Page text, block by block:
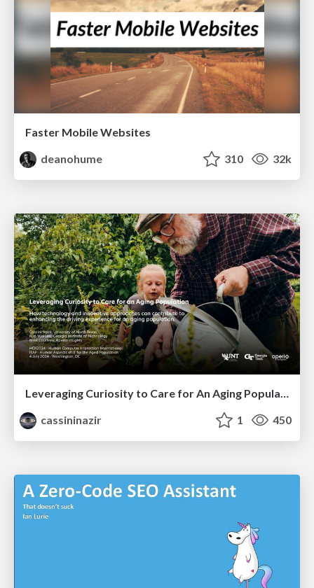
Faster Mobile Websites
deanohume
310 32k
Leveraging Curiosity to Care for An Aging Population
cassininazir
1 450